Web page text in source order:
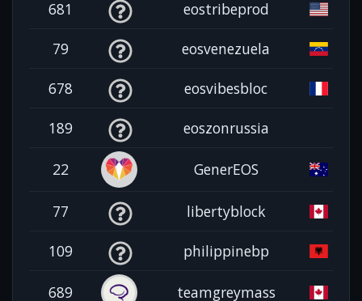
681 eostribeprod
79 eosvenezuela
678 eosvibesbloc
189 eoszonrussia
22 GenerEOS
77 libertyblock
109 philippinebp
689 teamgreymass